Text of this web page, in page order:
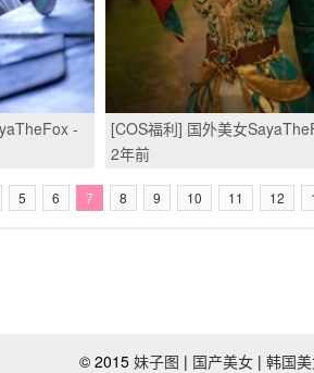
-
[COS福利] 国外美女
Triss Merigold/(24P)
2年前
5 6 7 8 9 10 11 12
© 2015 妹子图 | 国产美女 | 韩国